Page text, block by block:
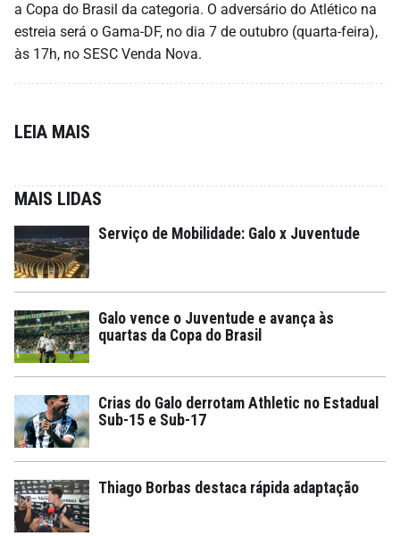
a Copa do Brasil da categoria. O adversário do Atlético na
estreia será o Gama-DF, no dia 7 de outubro (quarta-feira),
às 17h, no SESC Venda Nova.
LEIA MAIS
MAIS LIDAS
Serviço de Mobilidade: Galo x Juventude
Galo vence o Juventude e avança às
quartas da Copa do Brasil
Crias do Galo derrotam Athletic no Estadual
Sub-15 e Sub-17
Thiago Borbas destaca rápida adaptação